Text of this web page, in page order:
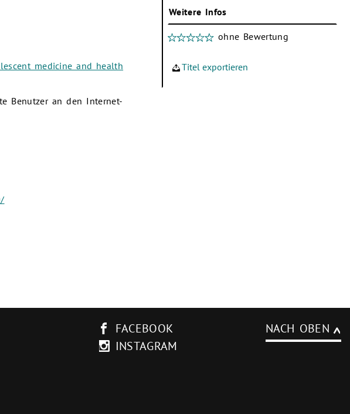
medicine and health
Benutzer an den Internet-
Weitere Infos
ohne Bewertung
Titel exportieren
FACEBOOK
INSTAGRAM
NACH OBEN